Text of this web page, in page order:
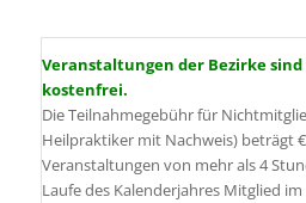
Veranstaltungen der Bezirke
kostenfrei.
Die Teilnahmegebühr für
Heilpraktiker mit Nachweis) beträgt
Veranstaltungen von mehr als 4
Laufe des Kalenderjahres Mitglied